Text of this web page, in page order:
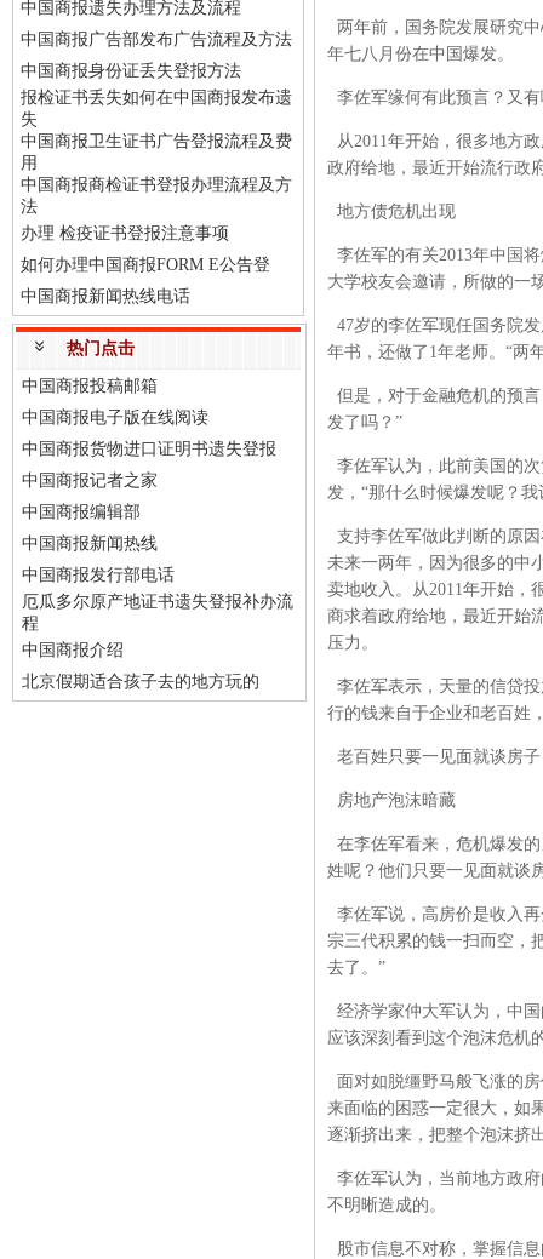
中国商报遗失办理方法及流程
中国商报广告部发布广告流程及方法
中国商报身份证丢失登报方法
报检证书丢失如何在中国商报发布遗
失
中国商报卫生证书广告登报流程及费
用
中国商报商检证书登报办理流程及方
法
办理 检疫证书登报注意事项
如何办理中国商报FORM E公告登
中国商报新闻热线电话
热门点击
中国商报投稿邮箱
中国商报电子版在线阅读
中国商报货物进口证明书遗失登报
中国商报记者之家
中国商报编辑部
中国商报新闻热线
中国商报发行部电话
厄瓜多尔原产地证书遗失登报补办流
程
中国商报介绍
北京假期适合孩子去的地方玩的
两年前，国务院发展研究
年七八月份在中国爆发。
李佐军缘何有此预言？又
从2011年开始，很多地方
政府给地，最近开始流行政
地方债危机出现
李佐军的有关2013年中国
大学校友会邀请，所做的一
47岁的李佐军现任国务院
年书，还做了1年老师。“两
但是，对于金融危机的预
发了吗？”
李佐军认为，此前美国的
发，“那什么时候爆发呢？我
支持李佐军做此判断的原
未来一两年，因为很多的中
卖地收入。从2011年开始，
商求着政府给地，最近开始
压力。
李佐军表示，天量的信贷
行的钱来自于企业和老百姓
老百姓只要一见面就谈房
房地产泡沫暗藏
在李佐军看来，危机爆发
姓呢？他们只要一见面就谈
李佐军说，高房价是收入
宗三代积累的钱一扫而空，
去了。”
经济学家仲大军认为，中
应该深刻看到这个泡沫危机
面对如脱缰野马般飞涨的
来面临的困惑一定很大，如
逐渐挤出来，把整个泡沫挤
李佐军认为，当前地方政
不明晰造成的。
股市信息不对称，掌握信